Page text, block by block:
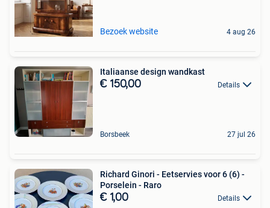
Bezoek website 4 aug 26
Italiaanse design wandkast
€ 150,00 Details
Borsbeek 27 jul 26
Richard Ginori - Eetservies voor 6 (6) -
Porselein - Raro
€ 1,00 Details